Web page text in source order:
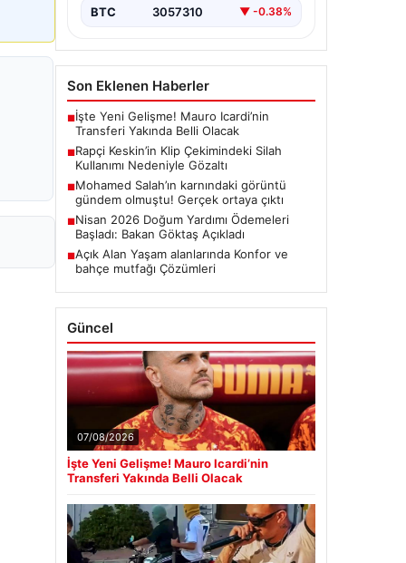
BTC 3057310 ▼ -0.38%
Son Eklenen Haberler
■İşte Yeni Gelişme! Mauro Icardi’nin
Transferi Yakında Belli Olacak
■Rapçi Keskin’in Klip Çekimindeki Silah
Kullanımı Nedeniyle Gözaltı
■Mohamed Salah’ın karnındaki görüntü
gündem olmuştu! Gerçek ortaya çıktı
■Nisan 2026 Doğum Yardımı Ödemeleri
Başladı: Bakan Göktaş Açıkladı
■Açık Alan Yaşam alanlarında Konfor ve
bahçe mutfağı Çözümleri
Güncel
07/08/2026
İşte Yeni Gelişme! Mauro Icardi’nin
Transferi Yakında Belli Olacak